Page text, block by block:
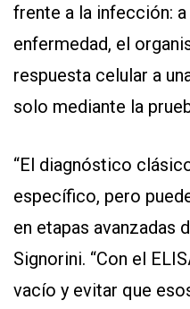
frente a la infección:
enfermedad, el
respuesta celular a
solo mediante la
“El diagnóstico
específico, pero
en etapas avanzadas
Signorini. “Con el
vacío y evitar que